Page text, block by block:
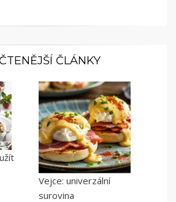
ČLÁNKY
Vejce: univerzální
surovina